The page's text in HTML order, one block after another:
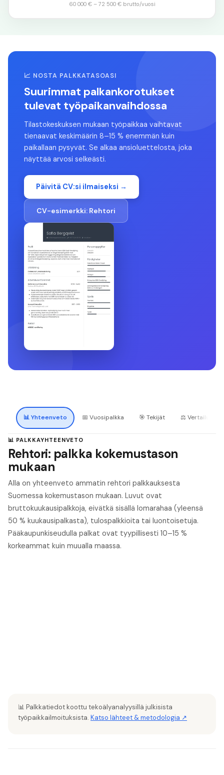
60 000 €– 72 500 €brutto/vuosi
📈 NOSTA PALKKATASOASI
Suurimmat palkankorotukset
tulevat työpaikanvaihdossa
Tilastokeskuksen mukaan työpaikkaa vaihtavat
tienaavat keskimäärin 8–15 % enemmän kuin
paikallaan pysyvät. Se alkaa ansioluettelosta, joka
näyttää arvosi selkeästi.
Päivitä CV:si ilmaiseksi →
CV-esimerkki: Rehtori
📊Yhteenveto 📅 Vuosipalkka 🎯 Tekijät ⚖️ Vertailu
📊 PALKKAYHTEENVETO
Rehtori: palkka kokemustason
mukaan
Alla on yhteenveto ammatin rehtori palkkauksesta
Suomessa kokemustason mukaan. Luvut ovat
bruttokuukausipalkkoja, eivätkä sisällä lomarahaa (yleensä
50 % kuukausipalkasta), tulospalkkioita tai luontoisetuja.
Pääkaupunkiseudulla palkat ovat tyypillisesti 10–15 %
korkeammat kuin muualla maassa.
📊 Palkkatiedot koottu tekoälyanalyysillä julkisista
työpaikkailmoituksista. Katso lähteet & metodologia ↗